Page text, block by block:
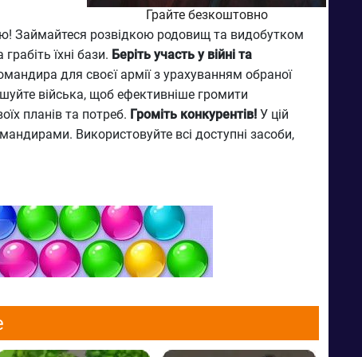
Грайте безкоштовно
Займайтеся розвідкою родовищ та видобутком
їхні бази. Беріть участь у війні та
для своєї армії з урахуванням обраної
війська, щоб ефективніше громити
планів та потреб. Громіть конкурентів! У цій
Використовуйте всі доступні засоби,